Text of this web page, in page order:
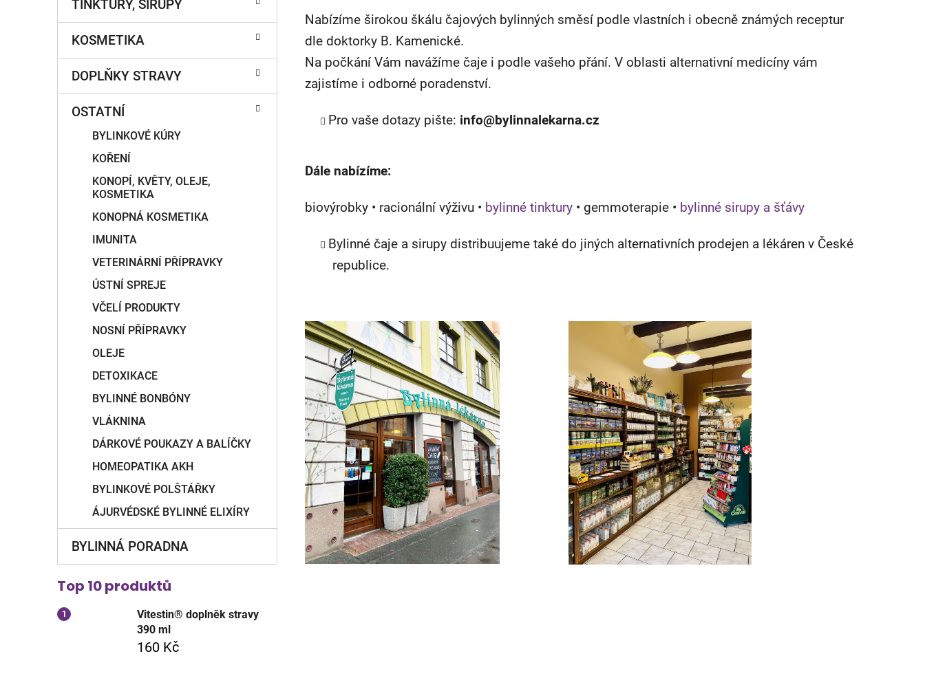
TINKTURY, SIRUPY
KOSMETIKA
DOPLŇKY STRAVY
OSTATNÍ
BYLINKOVÉ KÚRY
KOŘENÍ
KONOPÍ, KVĚTY, OLEJE,
KOSMETIKA
KONOPNÁ KOSMETIKA
IMUNITA
VETERINÁRNÍ PŘÍPRAVKY
ÚSTNÍ SPREJE
VČELÍ PRODUKTY
NOSNÍ PŘÍPRAVKY
OLEJE
DETOXIKACE
BYLINNÉ BONBÓNY
VLÁKNINA
DÁRKOVÉ POUKAZY A BALÍČKY
HOMEOPATIKA AKH
BYLINKOVÉ POLŠTÁŘKY
ÁJURVÉDSKÉ BYLINNÉ ELIXÍRY
BYLINNÁ PORADNA
Top 10 produktů
Vitestin® doplněk stravy
390 ml
160 Kč
Nabízíme širokou škálu čajových bylinných směsí podle vlastních i obecně známých receptur
dle doktorky B. Kamenické.
Na počkání Vám navážíme čaje i podle vašeho přání. V oblasti alternativní medicíny vám
zajistíme i odborné poradenství.
Pro vaše dotazy pište: info@bylinnalekarna.cz
Dále nabízíme:
biovýrobky • racionální výživu • bylinné tinktury • gemmoterapie • bylinné sirupy a šťávy
Bylinné čaje a sirupy distribuujeme také do jiných alternativních prodejen a lékáren v České
republice.